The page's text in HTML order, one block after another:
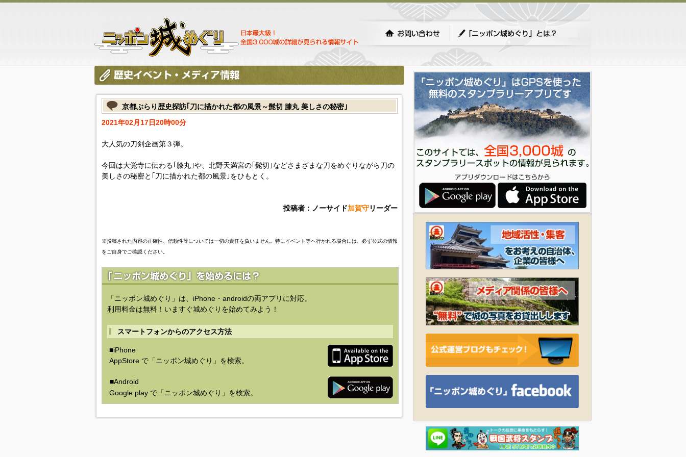
京都ぶらり歴史探訪｢刀に描かれた都の風景～髭切 膝丸 美しさの秘密｣
2021年02月17日20時00分
大人気の刀剣企画第３弾。
今回は大覚寺に伝わる｢膝丸｣や、北野天満宮の｢髭切｣などさまざまな刀をめぐりながら刀の
美しさの秘密と｢刀に描かれた都の風景｣をひもとく。
投稿者：ノーサイド加賀守リーダー
※投稿された内容の正確性、信頼性等については一切の責任を負いません。特にイベント等へ行かれる場合には、必ず公式の情報
をご自身でご確認ください。
「ニッポン城めぐり」は、iPhone・androidの両アプリに対応。
利用料金は無料！いますぐ城めぐりを始めてみよう！
スマートフォンからのアクセス方法
■iPhone
AppStore で「ニッポン城めぐり」を検索。
■Android
Google play で「ニッポン城めぐり」を検索。